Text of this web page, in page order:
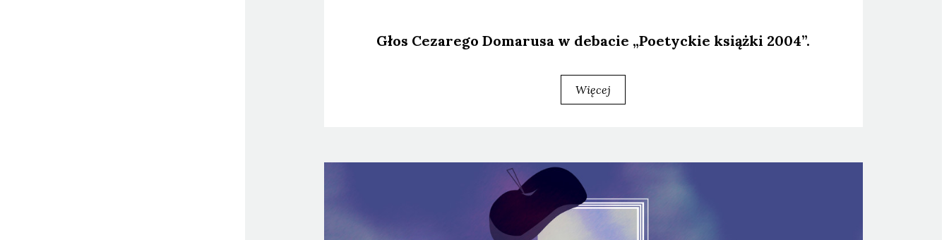
Głos Ceza­re­go Doma­ru­sa w deba­cie „Poetyc­kie książ­ki 2004”.
Więcej